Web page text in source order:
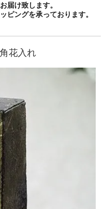
届け致します。
ピングを承っております。
花入れ